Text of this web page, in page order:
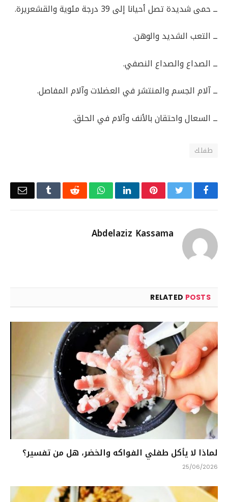
ــ حمى شديدة تصل أحيانا إلى 39 درجة مئوية والقشعريرة.
ــ التعب الشديد والوهن.
ــ الصداع والصداع النصفي.
ــ آلام الجسم والمنتشر في العضلات وآلام المفاصل.
ــ السعال واحتقان بالأنف وآلام في الحلق.
طفلك
Facebook
Twitter
Pinterest
LinkedIn
WhatsApp
Reddit
Tumblr
Abdelaziz Kassama
RELATED POSTS
لماذا لا يأكل طفلي الفواكه والخضر، هل من تفسير؟
25/06/2026